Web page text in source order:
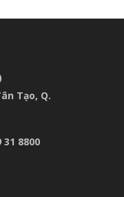
Tạo, Q.
31 8800